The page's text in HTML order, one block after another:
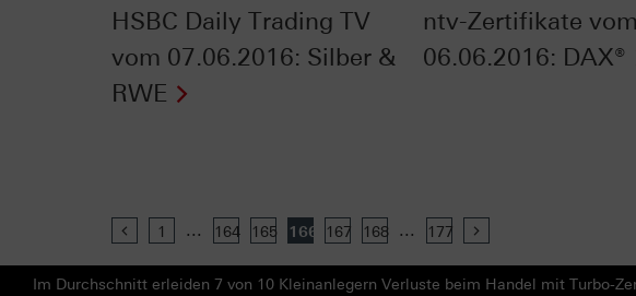
HSBC Daily Trading TV
vom 07.06.2016: Silber &
RWE
ntv-Zertifikate vom
06.06.2016: DAX®
Previous
1 ... 164 165 166 167 168 ... 177
Im Durchschnitt erleiden 7 von 10 Kleinanlegern Verluste beim Handel mit